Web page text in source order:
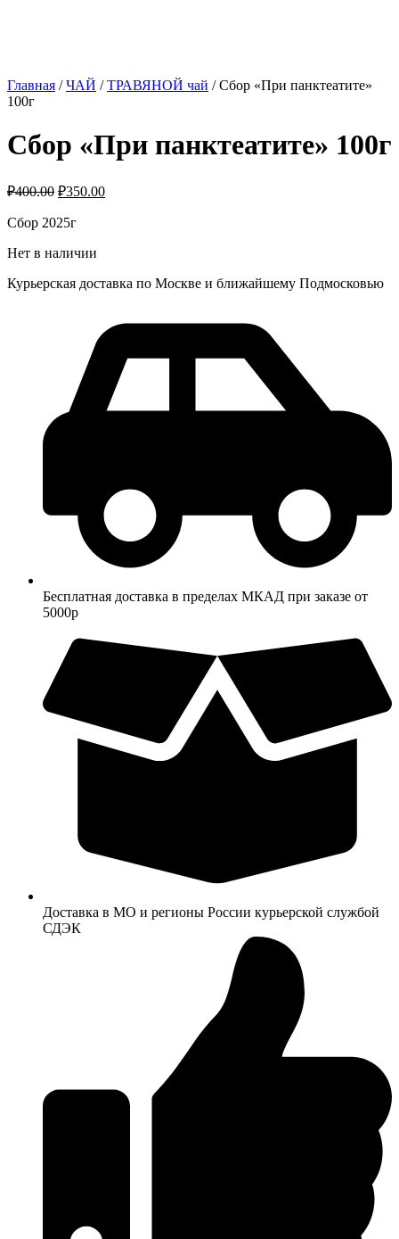
Главная /ЧАЙ /ТРАВЯНОЙ чай / Сбор «При панктеатите»
100г
Сбор «При панктеатите» 100г
₽400.00 ₽350.00
Сбор 2025г
Нет в наличии
Курьерская доставка по Москве и ближайшему Подмосковью
Бесплатная доставка в пределах МКАД при заказе от
5000р
Доставка в МО и регионы России курьерской службой
СДЭК